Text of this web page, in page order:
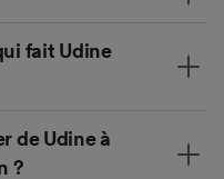
fait Udine
de Udine à
?